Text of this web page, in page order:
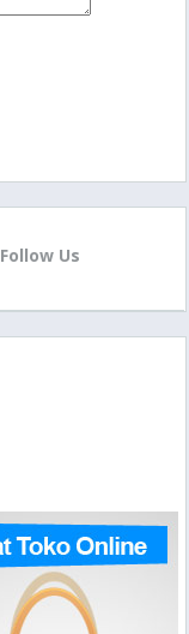
Follow Us